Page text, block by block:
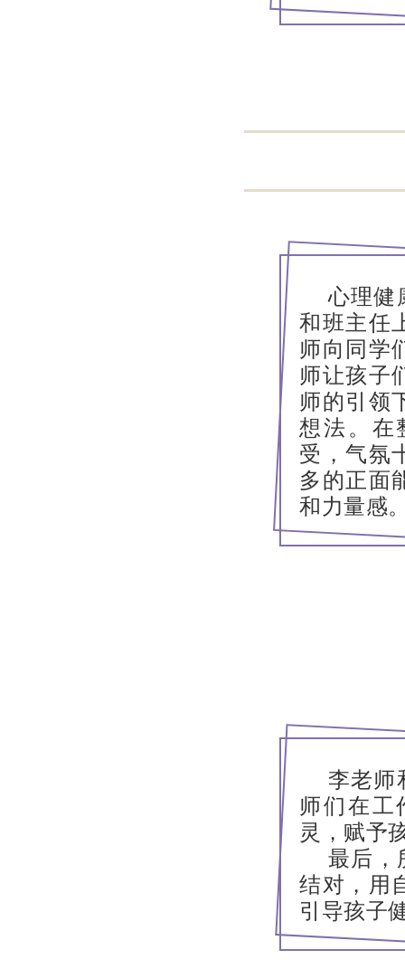
心理健
和班主任
师向同学
师让孩子
师的引领
想法。在
受，气氛
多的正面
和力量感
李老师
师们在工
灵，赋予
最后，
结对，用
引导孩子